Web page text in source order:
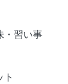
・習い事
ト